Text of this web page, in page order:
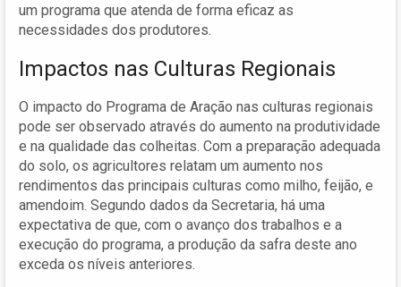
um programa que atenda de forma eficaz as
necessidades dos produtores.
Impactos nas Culturas Regionais
O impacto do Programa de Aração nas culturas regionais
pode ser observado através do aumento na produtividade
e na qualidade das colheitas. Com a preparação adequada
do solo, os agricultores relatam um aumento nos
rendimentos das principais culturas como milho, feijão, e
amendoim. Segundo dados da Secretaria, há uma
expectativa de que, com o avanço dos trabalhos e a
execução do programa, a produção da safra deste ano
exceda os níveis anteriores.